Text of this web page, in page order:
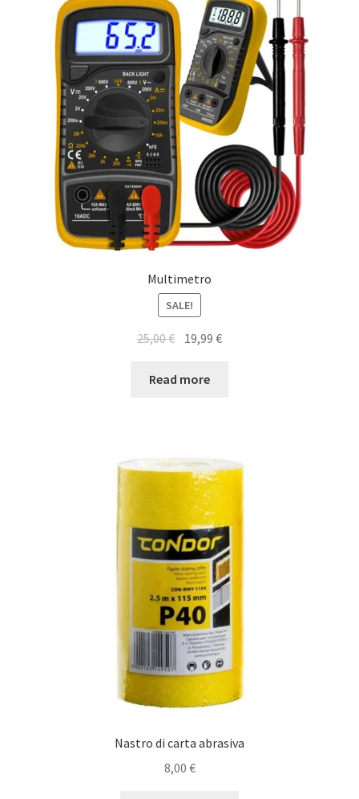
Multimetro
SALE!
25,00€ 19,99€
Read more
Nastro di carta abrasiva
8,00 €